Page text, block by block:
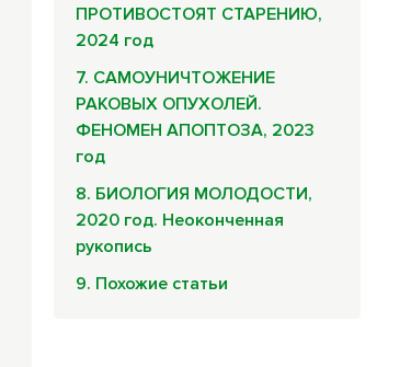
ПРОТИВОСТОЯТ СТАРЕНИЮ,
2024 год
7. САМОУНИЧТОЖЕНИЕ
РАКОВЫХ ОПУХОЛЕЙ.
ФЕНОМЕН АПОПТОЗА, 2023
год
8. БИОЛОГИЯ МОЛОДОСТИ,
2020 год. Неоконченная
рукопись
9. Похожие статьи